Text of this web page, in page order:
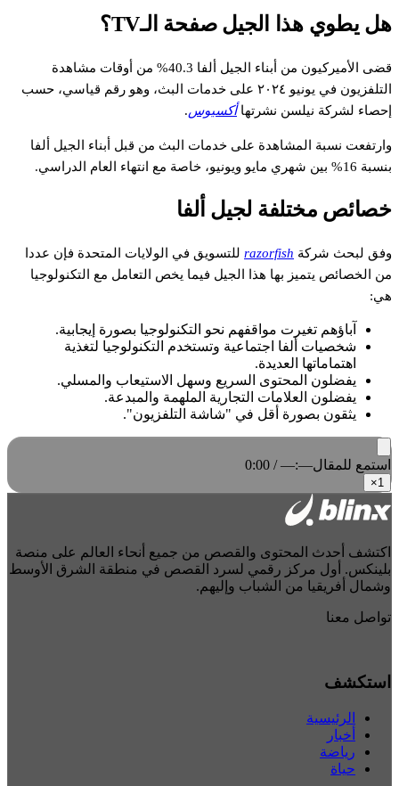
هل يطوي هذا الجيل صفحة الـTV؟
قضى الأميركيون من أبناء الجيل ألفا 40.3% من أوقات مشاهدة
التلفزيون في يونيو ٢٠٢٤ على خدمات البث، وهو رقم قياسي، حسب
إحصاء لشركة نيلسن نشرتهاأكسيوس.
وارتفعت نسبة المشاهدة على خدمات البث من قبل أبناء الجيل ألفا
بنسبة 16% بين شهري مايو ويونيو، خاصة مع انتهاء العام الدراسي.
خصائص مختلفة لجيل ألفا
وفق لبحث شركة razorfish للتسويق في الولايات المتحدة فإن عددا
من الخصائص يتميز بها هذا الجيل فيما يخص التعامل مع التكنولوجيا
هي:
آباؤهم تغيرت مواقفهم نحو التكنولوجيا بصورة إيجابية.
شخصيات ألفا اجتماعية وتستخدم التكنولوجيا لتغذية
اهتماماتها العديدة.
يفضلون المحتوى السريع وسهل الاستيعاب والمسلي.
يفضلون العلامات التجارية الملهمة والمبدعة.
يثقون بصورة أقل في "شاشة التلفزيون".
استمع للمقال0:00 / —:—
1
×
اكتشف أحدث المحتوى والقصص من جميع أنحاء العالم على منصة
بلينكس. أول مركز رقمي لسرد القصص في منطقة الشرق الأوسط
وشمال أفريقيا من الشباب وإليهم.
تواصل معنا
استكشف
الرئيسية
أخبار
رياضة
حياة